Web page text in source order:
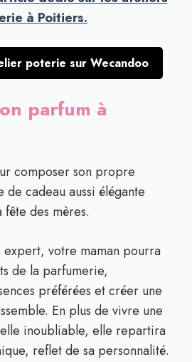
à Poitiers.
poterie sur Wecandoo
parfum à
composer son propre
de cadeau aussi élégante
des mères.
expert, votre maman pourra
de la parfumerie,
préférées et créer une
En plus de vivre une
inoubliable, elle repartira
reflet de sa personnalité.